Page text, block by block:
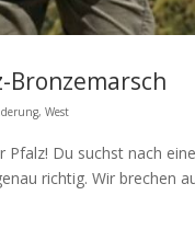
Bronzemarsch
,West
Du suchst nach
richtig. Wir brechen